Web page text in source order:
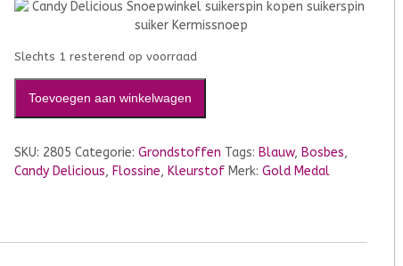
Slechts 1 resterend op voorraad
Toevoegen aan winkelwagen
SKU: 2805 Categorie: Grondstoffen Tags: Blauw, Bosbes,
Candy Delicious, Flossine, Kleurstof Merk: Gold Medal